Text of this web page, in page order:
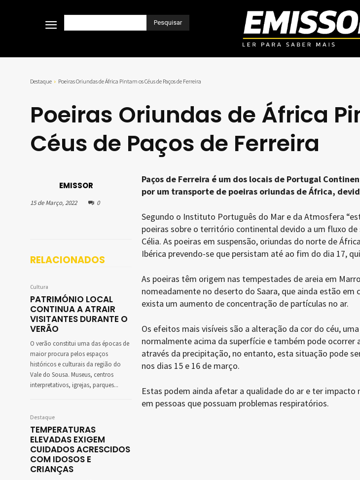
Pesquisar
Destaque Poeiras Oriundas de África Pintam os Céus de Paços de Ferreira
Poeiras Oriundas de África
Céus de Paços de Ferreira
EMISSOR
15 de Março, 2022 0
RELACIONADOS
Cultura
PATRIMÓNIO LOCAL
CONTINUA A ATRAIR
VISITANTES DURANTE O
VERÃO
O verão constitui uma das épocas de
maior procura pelos espaços
históricos e culturais da região do
Vale do Sousa. Museus, centros
interpretativos, igrejas, parques...
Destaque
TEMPERATURAS
ELEVADAS EXIGEM
CUIDADOS ACRESCIDOS
COM IDOSOS E
CRIANÇAS
Paços de Ferreira é um dos locais de Portugal
por um transporte de poeiras oriundas de África,
Segundo o Instituto Português do Mar e da Atmosfera
poeiras sobre o território continental devido a um fluxo de
Célia. As poeiras em suspensão, oriundas do norte de
Ibérica prevendo-se que persistam até ao fim do dia 17,
As poeiras têm origem nas tempestades de areia em
nomeadamente no deserto do Saara, que ainda estão em
exista um aumento de concentração de partículas no ar.
Os efeitos mais visíveis são a alteração da cor do céu,
normalmente acima da superfície e também pode ocorrer
através da precipitação, no entanto, esta situação pode
nos dias 15 e 16 de março.
Estas podem ainda afetar a qualidade do ar e ter impacto
em pessoas que possuam problemas respiratórios.